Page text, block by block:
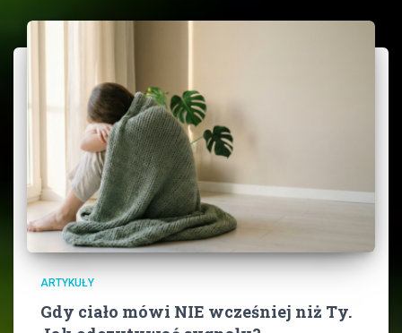
ARTYKUŁY
Gdy ciało mówi NIE wcześniej niż Ty.